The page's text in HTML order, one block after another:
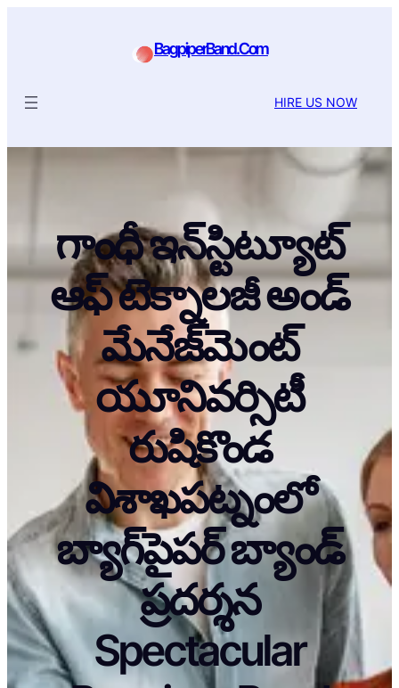
BagpiperBand.Com
HIRE US NOW
గాంధీ ఇన్‌స్టిట్యూట్
ఆఫ్ టెక్నాలజీ అండ్
మేనేజ్‌మెంట్
యూనివర్సిటీ
రుషికొండ
విశాఖపట్నంలో
బ్యాగ్‌పైపర్ బ్యాండ్
ప్రదర్శన
Spectacular